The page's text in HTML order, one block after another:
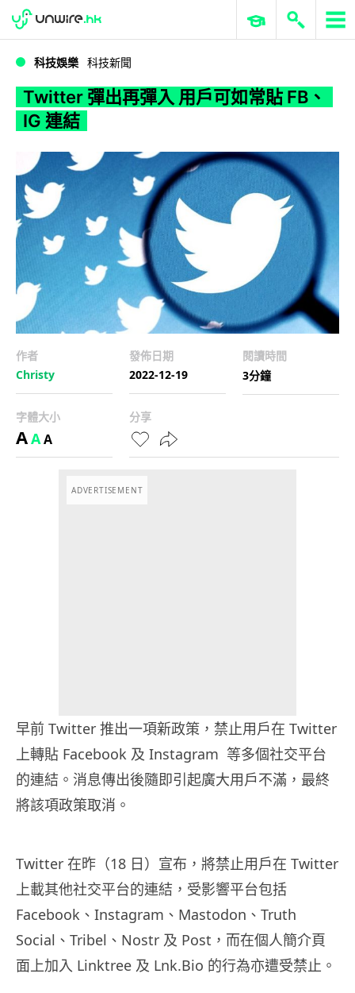
WWDC 2026 ERP 與商業 AI
科技娛樂 科技新聞
Twitter 彈出再彈入 用戶可如常貼 FB、
IG 連結
作者
Christy
發佈日期
2022-12-19
閱讀時間
3分鐘
字體大小
AAA
分享
ADVERTISEMENT
早前 Twitter 推出一項新政策，禁止用戶在 Twitter
上轉貼 Facebook 及 Instagram 等多個社交平台
的連結。消息傳出後隨即引起廣大用戶不滿，最終
將該項政策取消。
Twitter 在昨（18 日）宣布，將禁止用戶在 Twitter
上載其他社交平台的連結，受影響平台包括
Facebook、Instagram、Mastodon、Truth
Social、Tribel、Nostr 及 Post，而在個人簡介頁
面上加入 Linktree 及 Lnk.Bio 的行為亦遭受禁止。